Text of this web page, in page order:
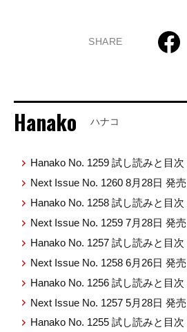
SHARE
Hanako ハナコ
Hanako No. 1259 試し読みと目次
Next Issue No. 1260 8月28日 発売
Hanako No. 1258 試し読みと目次
Next Issue No. 1259 7月28日 発売
Hanako No. 1257 試し読みと目次
Next Issue No. 1258 6月26日 発売
Hanako No. 1256 試し読みと目次
Next Issue No. 1257 5月28日 発売
Hanako No. 1255 試し読みと目次